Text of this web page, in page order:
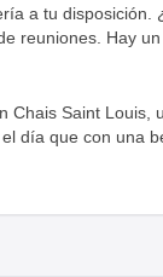
a tu
reuniones. Hay
Saint
día que con una